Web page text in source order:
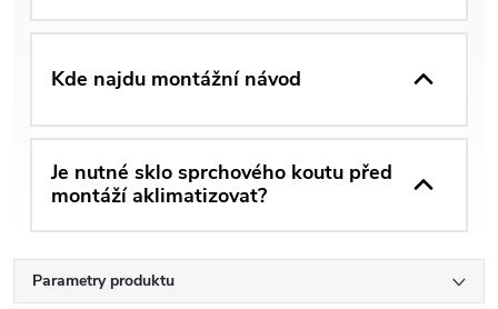
Kde najdu montážní návod
Je nutné sklo sprchového koutu před
montáží aklimatizovat?
Parametry produktu